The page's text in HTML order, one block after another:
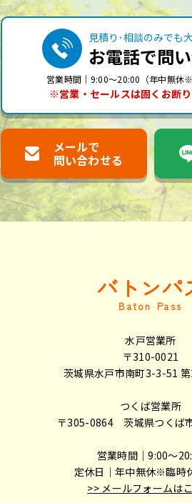
見積り･相談のみでも
お電話で問
営業時間｜9:00～20:00（年中無休※
※営業・セールスは固くお断り
メールで
問い合わせる
バトンパ
Baton Pass
水戸営業所
〒310-0021
茨城県水戸市南町3-3-51
つくば営業所
〒305-0864 茨城県つくば
営業時間｜9:00～
定休日｜年中無休※臨時
>> メールフォームは